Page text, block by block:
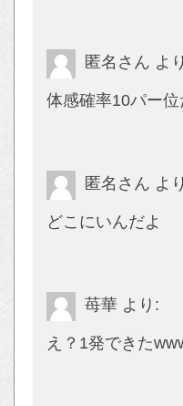
匿名さん よ
体感確率10パー
匿名さん よ
どこにいんだよ
苺華 より:
え？1発できた